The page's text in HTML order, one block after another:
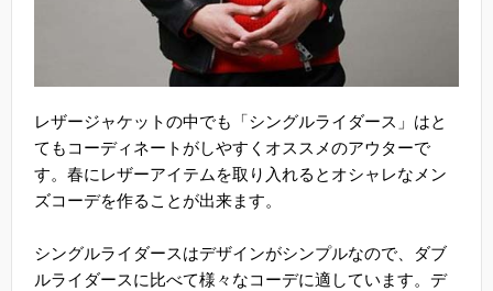
レザージャケットの中でも「シングルライダース」はと
てもコーディネートがしやすくオススメのアウターで
す。春にレザーアイテムを取り入れるとオシャレなメン
ズコーデを作ることが出来ます。
シングルライダースはデザインがシンプルなので、ダブ
ルライダースに比べて様々なコーデに適しています。デ